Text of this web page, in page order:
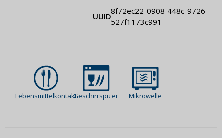
UUID
8f72ec22-0908-448c-9726-
527f1173c991
LebensmittelkontaktGeschirrspüler Mikrowelle